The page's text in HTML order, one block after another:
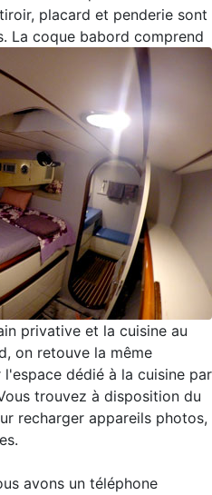
placard et penderie sont
La coque babord comprend
privative et la cuisine au
on retouve la même
dédié à la cuisine par
trouvez à disposition du
recharger appareils photos,
avons un téléphone